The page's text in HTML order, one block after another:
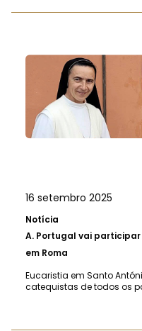
16 setembro 2025
Notícia
A. Portugal vai
em Roma
Eucaristia em Santo
catequistas de todos os